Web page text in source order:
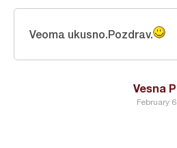
Vesna
February
Veoma ukusno.Pozdrav.